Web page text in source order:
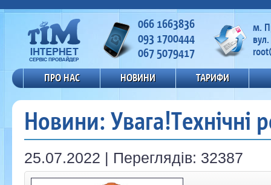
066 1663836
093 1700444
067 5079417
м.
ПРО НАС НОВИНИ ТАРИФИ
Новини: Увага!Технічні
25.07.2022 | Переглядів: 32387